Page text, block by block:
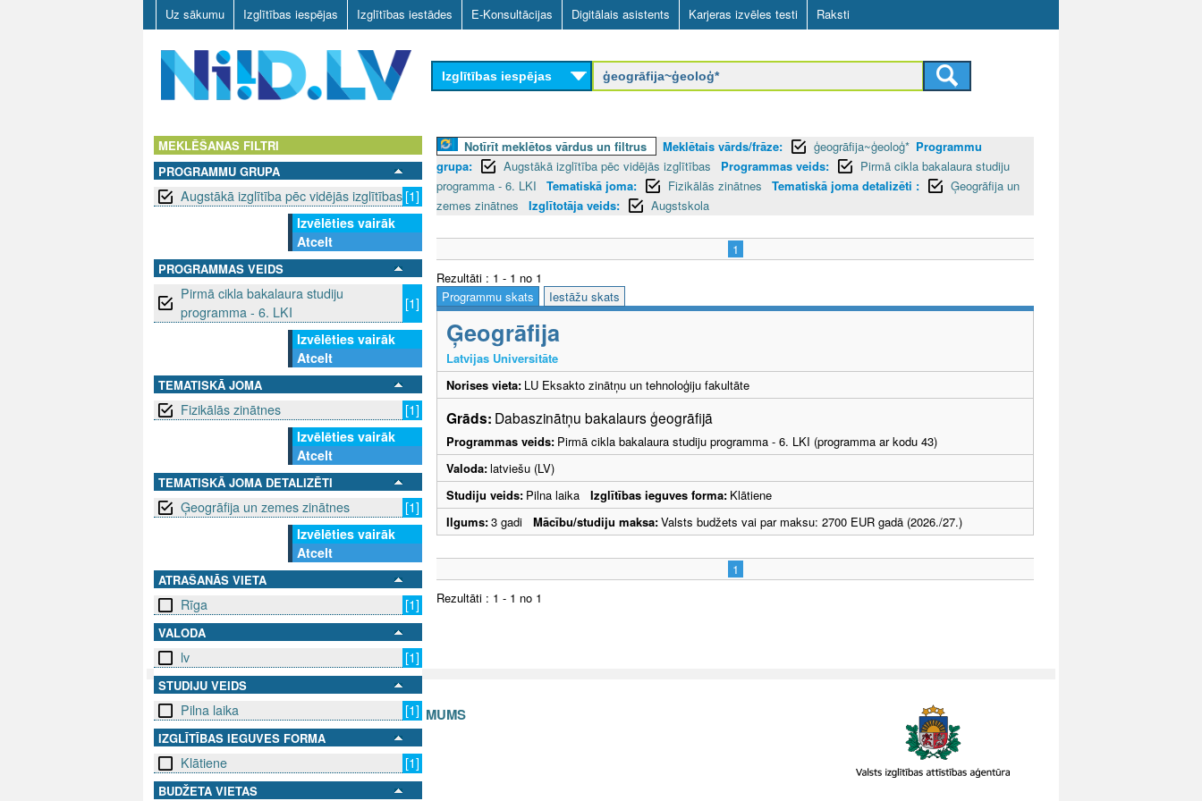
Skip
to
main
content
Uz sākumu Izglītības iespējas Izglītības iestādes E-Konsultācijas Digitālais asistents Karjeras izvēles testi Raksti
V
Izglītības iespējas
MEKLĒŠANAS FILTRI
PROGRAMMU GRUPA
Augstākā izglītība pēc vidējās izglītības [1]
Izvēlēties vairāk
Atcelt
PROGRAMMAS VEIDS
Pirmā cikla bakalaura studiju
programma - 6. LKI
[1]
Izvēlēties vairāk
Atcelt
TEMATISKĀ JOMA
Fizikālās zinātnes
[1]
Izvēlēties vairāk
Atcelt
TEMATISKĀ JOMA DETALIZĒTI
Ģeogrāfija un zemes zinātnes
[1]
Izvēlēties vairāk
Atcelt
ATRAŠANĀS VIETA
Rīga [1]
VALODA
lv [1]
STUDIJU VEIDS
Pilna laika [1]
IZGLĪTĪBAS IEGUVES FORMA
Klātiene [1]
BUDŽETA VIETAS
Notīrīt meklētos vārdus un filtrus Meklētais vārds/frāze: ģeogrāfija~ģeoloģ* Programmu
grupa:
Augstākā izglītība pēc vidējās izglītības Programmas veids:
Pirmā cikla bakalaura studiju
programma - 6. LKI
Tematiskā joma: Fizikālās zinātnes Tematiskā joma detalizēti :
Ģeogrāfija un
zemes zinātnes
Izglītotāja veids: Augstskola
1
Rezultāti : 1 - 1 no 1
Programmu skats
Iestāžu skats
Ģeogrāfija
Latvijas Universitāte
Norises vieta: LU Eksakto zinātņu un tehnoloģiju fakultāte
Grāds: Dabaszinātņu bakalaurs ģeogrāfijā
Programmas veids: Pirmā cikla bakalaura studiju programma - 6. LKI (programma ar kodu 43)
Valoda:latviešu (LV)
Studiju veids: Pilna laika Izglītības ieguves forma: Klātiene
Ilgums:3 gadi Mācību/studiju maksa:Valsts budžets vai par maksu: 2700 EUR gadā (2026./27.)
1
Rezultāti : 1 - 1 no 1
SEKO MUMS SAZINIES AR MUMS
info@niid.lv